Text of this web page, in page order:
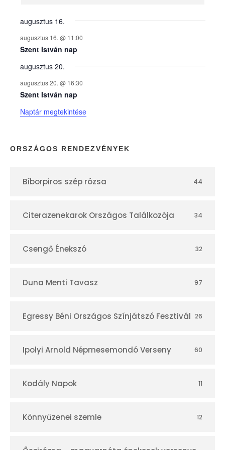
y
e
k
n
a
p
r
augusztus 16.
augusztus 16. @ 11:00
Szent István nap
augusztus 20.
augusztus 20. @ 16:30
Szent István nap
Naptár megtekintése
ORSZÁGOS RENDEZVÉNYEK
Bíborpiros szép rózsa 44
Citerazenekarok Országos Találkozója 34
Csengő Énekszó 32
Duna Menti Tavasz 97
Egressy Béni Országos Színjátszó Fesztivál 26
Ipolyi Arnold Népmesemondó Verseny 60
Kodály Napok 11
Könnyűzenei szemle 12